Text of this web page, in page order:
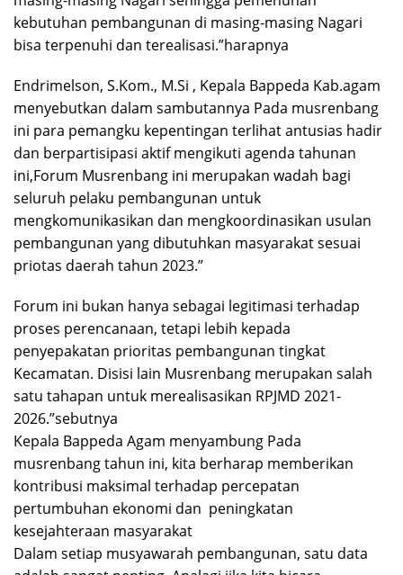
kebutuhan pembangunan di masing-masing Nagari
bisa terpenuhi dan terealisasi.”harapnya
Endrimelson, S.Kom., M.Si , Kepala Bappeda Kab.agam
menyebutkan dalam sambutannya Pada musrenbang
ini para pemangku kepentingan terlihat antusias hadir
dan berpartisipasi aktif mengikuti agenda tahunan
ini,Forum Musrenbang ini merupakan wadah bagi
seluruh pelaku pembangunan untuk
mengkomunikasikan dan mengkoordinasikan usulan
pembangunan yang dibutuhkan masyarakat sesuai
priotas daerah tahun 2023.”
Forum ini bukan hanya sebagai legitimasi terhadap
proses perencanaan, tetapi lebih kepada
penyepakatan prioritas pembangunan tingkat
Kecamatan. Disisi lain Musrenbang merupakan salah
satu tahapan untuk merealisasikan RPJMD 2021-
2026.”sebutnya
Kepala Bappeda Agam menyambung Pada
musrenbang tahun ini, kita berharap memberikan
kontribusi maksimal terhadap percepatan
pertumbuhan ekonomi dan peningkatan
kesejahteraan masyarakat
Dalam setiap musyawarah pembangunan, satu data